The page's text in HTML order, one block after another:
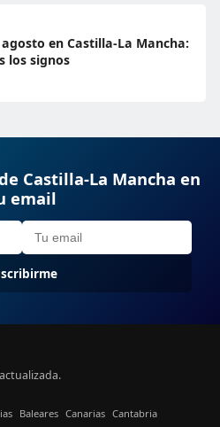
en Castilla-La Mancha:
los signos
Castilla-La Mancha en
email
Baleares Canarias Cantabria